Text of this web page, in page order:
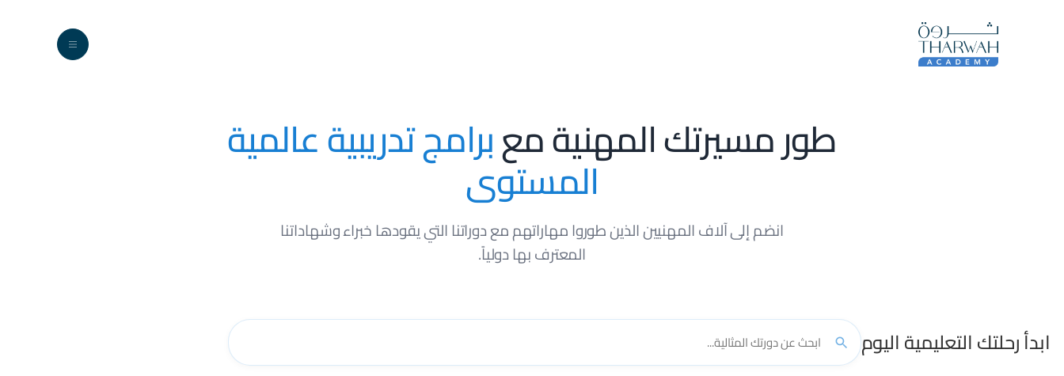
طور مسيرتك المهنية معبرامج تدريبية عالمية
المستوى
انضم إلى آلاف المهنيين الذين طوروا مهاراتهم مع دوراتنا التي يقودها خبراء وشهاداتنا
المعترف بها دولياً.
ابدأ رحلتك التعليمية اليوم